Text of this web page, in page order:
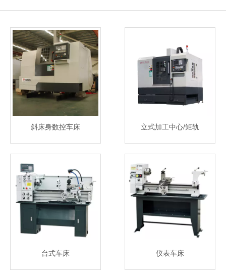
斜床身数控车床 立式加工中心/矩轨
台式车床 仪表车床